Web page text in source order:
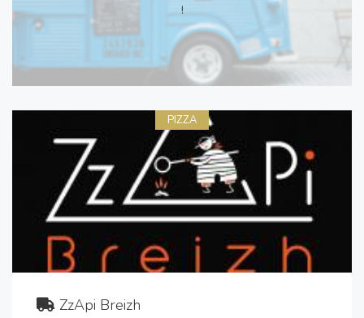
!
PIZZA
ZzApi Breizh